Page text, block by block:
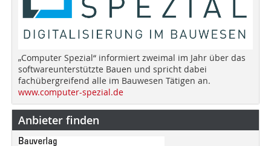
„Computer Spezial“ informiert zweimal im Jahr über das
softwareunterstützte Bauen und spricht dabei
fachübergreifend alle im Bauwesen Tätigen an.
www.computer-spezial.de
Anbieter finden